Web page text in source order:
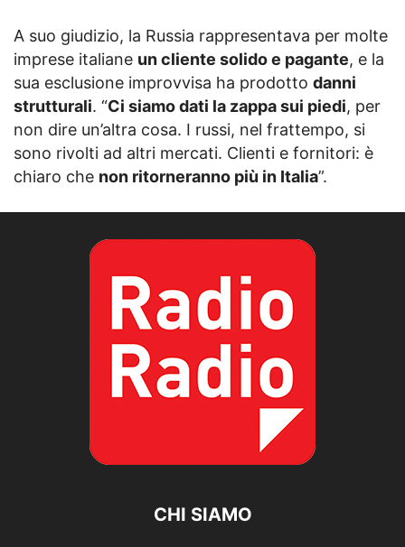
A suo giudizio, la Russia rappresentava per molte
imprese italiane un cliente solido e pagante, e la
sua esclusione improvvisa ha prodotto danni
strutturali. “Ci siamo dati la zappa sui piedi, per
non dire un’altra cosa. I russi, nel frattempo, si
sono rivolti ad altri mercati. Clienti e fornitori: è
chiaro che non ritorneranno più in Italia”.
CHI SIAMO